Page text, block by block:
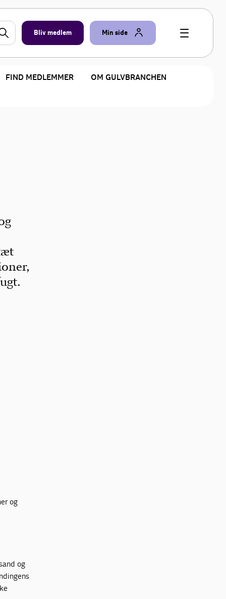
Bliv medlem Min side
FIND MEDLEMMER OM GULVBRANCHEN
og
og